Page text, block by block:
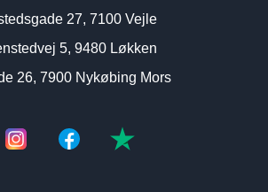
27, 7100 Vejle
5, 9480 Løkken
26, 7900 Nykøbing Mors